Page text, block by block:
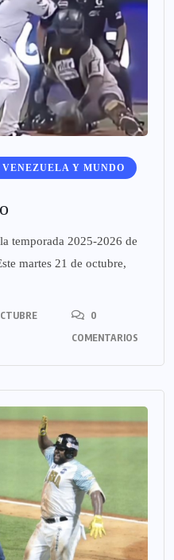
VENEZUELA Y MUNDO
temporada 2025-2026 de
martes 21 de octubre,
0
COMENTARIOS